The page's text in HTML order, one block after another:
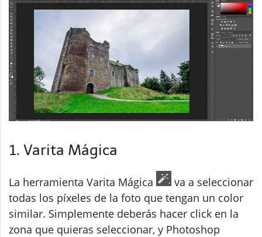
1. Varita Mágica
La herramienta Varita Mágica
va a seleccionar
todas los píxeles de la foto que tengan un color
similar. Simplemente deberás hacer click en la
zona que quieras seleccionar, y Photoshop